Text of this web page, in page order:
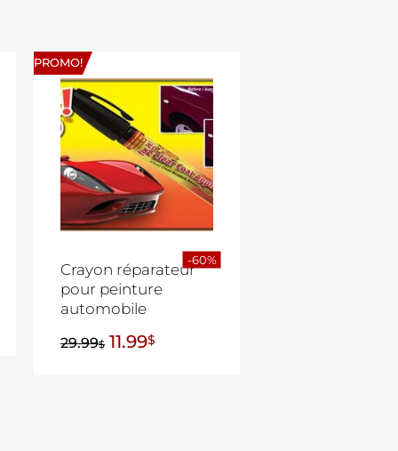
PROMO!
Crayon réparateur
pour peinture
automobile
29.99$ 11.99$
-60%